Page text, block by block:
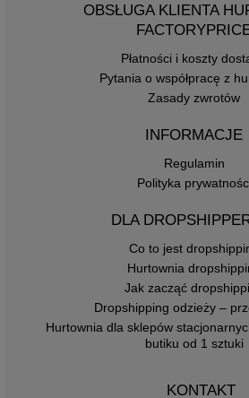
OBSŁUGA KLIENTA
Płatności i koszty
Pytania o współpracę z
Zasady zwrotów
INFORMACJE
Regulamin
Polityka
DLA
Co to jest
Hurtownia
Jak zacząć
Dropshipping odzieży –
Hurtownia dla sklepów
butiku od 1 sztuki
KONTAKT